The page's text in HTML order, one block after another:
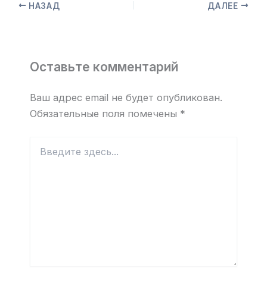
НАЗАД ДАЛЕЕ
Оставьте комментарий
Ваш адрес email не будет опубликован.
Обязательные поля помечены *
здесь...